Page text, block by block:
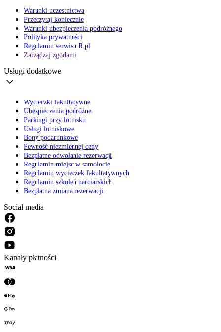
Warunki uczestnictwa
Przeczytaj koniecznie
Warunki ubezpieczenia podróżnego
Polityka prywatności
Regulamin serwisu R.pl
Zarządzaj zgodami
Usługi dodatkowe
Wycieczki fakultatywne
Ubezpieczenia podróżne
Parkingi przy lotnisku
Usługi lotniskowe
Bony podarunkowe
Pewność niezmiennej ceny
Bezpłatne odwołanie rezerwacji
Regulamin miejsc w samolocie
Regulamin wycieczek fakultatywnych
Regulamin szkoleń narciarskich
Bezpłatna zmiana rezerwacji
Social media
Kanały płatności